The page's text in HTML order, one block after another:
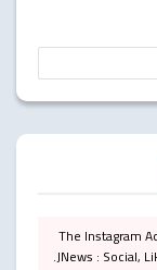
The Instagram
JNews : Social,